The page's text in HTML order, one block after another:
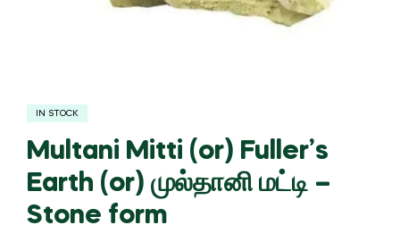
IN STOCK
Multani Mitti (or) Fuller’s
Earth (or) முல்தானி மட்டி –
Stone form